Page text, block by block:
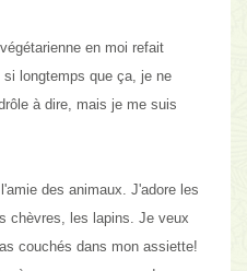
en moi refait
si longtemps que ça, je ne
à dire, mais je me suis
des animaux. J'adore les
chèvres, les lapins. Je veux
couchés dans mon assiette!